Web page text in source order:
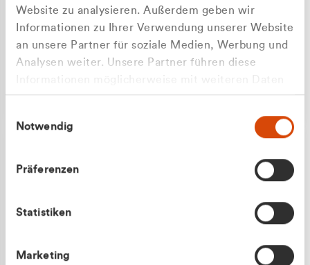
Website zu analysieren. Außerdem geben wir
Informationen zu Ihrer Verwendung unserer Website
an unsere Partner für soziale Medien, Werbung und
Analysen weiter. Unsere Partner führen diese
zusammen, die Sie ihnen bereitgestellt haben oder
gesammelt haben.
Notwendig
Präferenzen
Statistiken
Marketing
Apilash Balanesan